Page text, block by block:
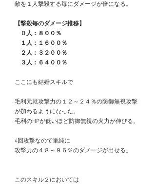
敵を１人撃殺する毎にダメージが倍になる。
【撃殺毎のダメージ推移】
０人：８００％
１人：１６００％
２人：３２００％
３人：６４００％
ここにも結婚スキルで
毛利元就攻撃力の１２～２４％の防御無視攻撃
が加わるようになった。
毛利のHPが低いほど防御無視の火力が伸びる。
4回攻撃なので単純に
攻撃力の４８～９６％のダメージが出せる。
このスキル２においては